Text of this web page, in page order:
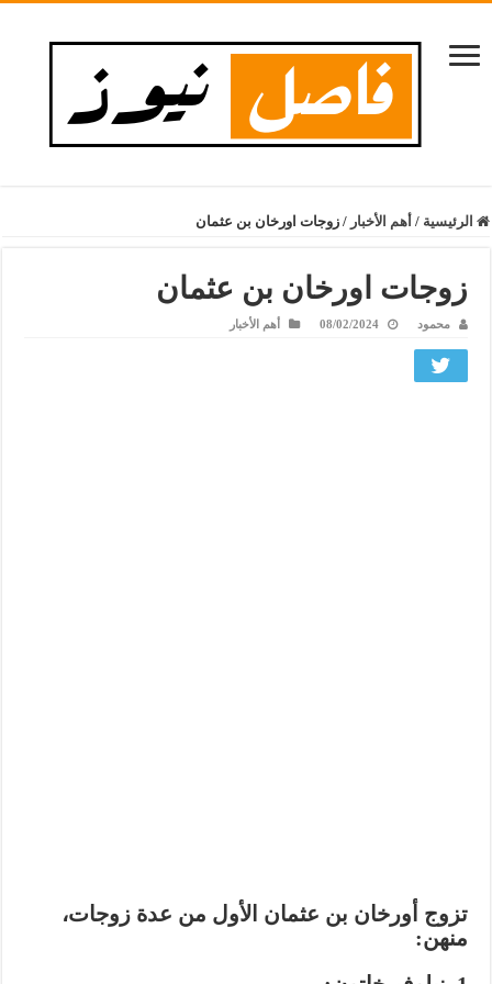
الرئيسية / أهم الأخبار / زوجات اورخان بن عثمان
زوجات اورخان بن عثمان
محمود 08/02/2024 أهم الأخبار
تزوج أورخان بن عثمان الأول من عدة زوجات،
منهن: